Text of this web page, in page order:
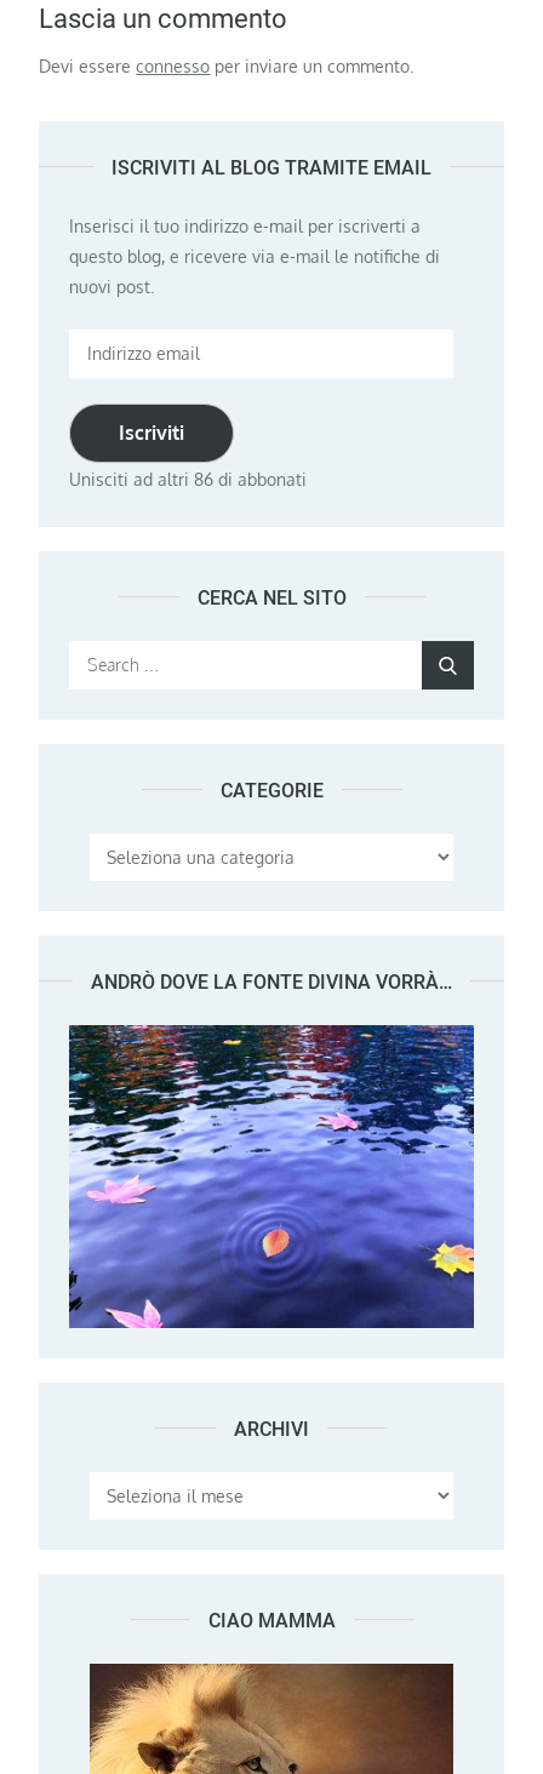
Lascia un commento
Devi essereconnesso per inviare un commento.
ISCRIVITI AL BLOG TRAMITE EMAIL
Inserisci il tuo indirizzo e-mail per iscriverti a
questo blog, e ricevere via e-mail le notifiche di
nuovi post.
Indirizzo
Iscriviti
Unisciti ad altri 86 di abbonati
CERCA NEL SITO
Search
CATEGORIE
Categorie
ANDRÒ DOVE LA FONTE DIVINA VORRÀ…
ARCHIVI Archivi
CIAO MAMMA